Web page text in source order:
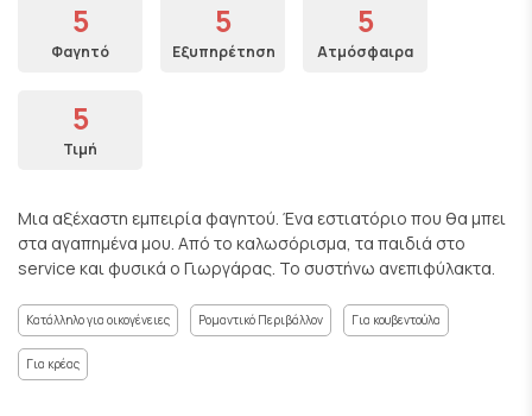
5
Φαγητό
5
Εξυπηρέτηση
5
Ατμόσφαιρα
5
Τιμή
Μια αξέχαστη εμπειρία φαγητού. Ένα εστιατόριο που θα μπει
στα αγαπημένα μου. Από το καλωσόρισμα, τα παιδιά στο
service και φυσικά ο Γιωργάρας. Το συστήνω ανεπιφύλακτα.
Κατάλληλο για οικογένειες Ρομαντικό Περιβάλλον Για κουβεντούλα
Για κρέας